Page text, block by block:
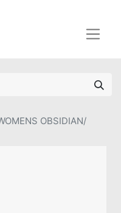
OBSIDIAN/